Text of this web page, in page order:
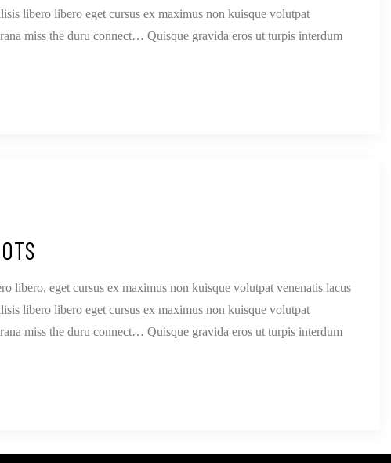
libero libero eget cursus ex maximus non kuisque volutpat
miss the duru connect… Quisque gravida eros ut turpis interdum
libero, eget cursus ex maximus non kuisque volutpat venenatis lacus
libero libero eget cursus ex maximus non kuisque volutpat
miss the duru connect… Quisque gravida eros ut turpis interdum